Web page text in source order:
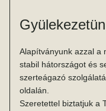
Alapítványunk azzal a
stabil hátországot és
szerteágazó
oldalán.
Szeretettel biztatjuk a